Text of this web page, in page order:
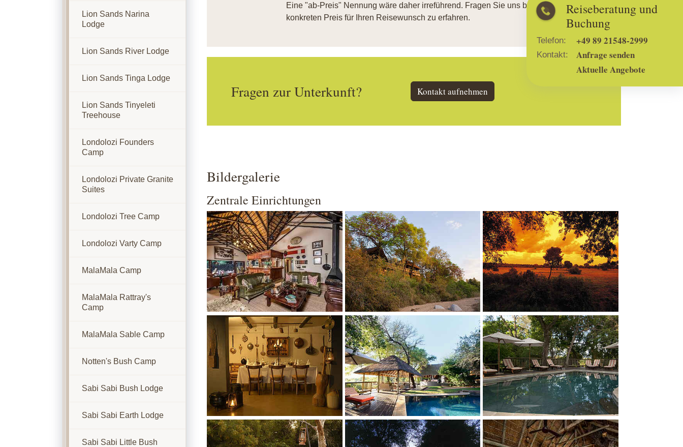
Reiseberatung und
Buchung
Telefon: +49 89 21548-2999
Kontakt:
Anfrage senden
Aktuelle Angebote
Eine "ab-Preis" Nennung wäre daher irreführend. Fragen Sie uns bitte direkt an, um den
konkreten Preis für Ihren Reisewunsch zu erfahren.
Fragen zur Unterkunft? Kontakt aufnehmen
Bildergalerie
Zentrale Einrichtungen
Show larger version Show larger version Show larger version
Show larger version Show larger version Show larger version
Show larger version Show larger version Show larger version
Lion Sands Narina
Lodge
Lion Sands River Lodge
Lion Sands Tinga Lodge
Lion Sands Tinyeleti
Treehouse
Londolozi Founders
Camp
Londolozi Private Granite
Suites
Londolozi Tree Camp
Londolozi Varty Camp
MalaMala Camp
MalaMala Rattray's
Camp
MalaMala Sable Camp
Notten's Bush Camp
Sabi Sabi Bush Lodge
Sabi Sabi Earth Lodge
Sabi Sabi Little Bush